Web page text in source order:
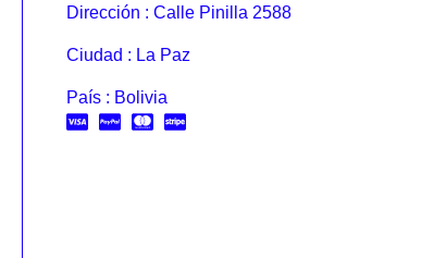
Dirección : Calle Pinilla 2588
Ciudad : La Paz
País : Bolivia